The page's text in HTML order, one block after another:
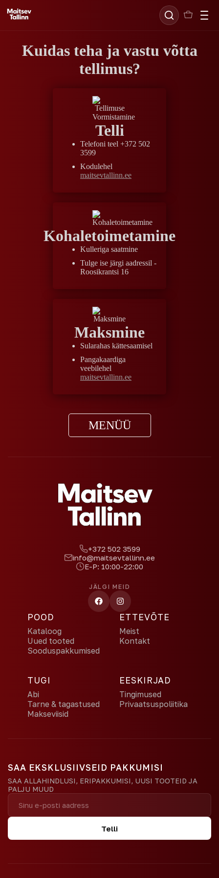
Kuidas teha ja vastu võtta
tellimus?
Telli
Telefoni teel +372 502
3599
Kodulehel
maitsevtallinn.ee
Kohaletoimetamine
Kulleriga saatmine
Tulge ise järgi aadressil -
Roosikrantsi 16
Maksmine
Sularahas kättesaamisel
Pangakaardiga
veebilehel
maitsevtallinn.ee
MENÜÜ
+372 502 3599
info@maitsevtallinn.ee
E-P: 10:00-22:00
JÄLGI MEID
POOD
Kataloog
Uued tooted
Sooduspakkumised
ETTEVÕTE
Meist
Kontakt
TUGI
Abi
Tarne & tagastused
Makseviisid
EESKIRJAD
Tingimused
Privaatsuspoliitika
SAA EKSKLUSIIVSEID PAKKUMISI
SAA ALLAHINDLUSI, ERIPAKKUMISI, UUSI TOOTEID JA
PALJU MUUD
Telli